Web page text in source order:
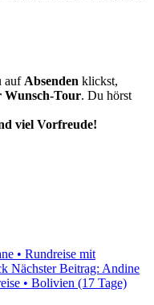
auf Absenden klickst,
Wunsch-Tour. Du hörst
viel Vorfreude!
• Rundreise mit
Nächster Beitrag: Andine
• Bolivien (17 Tage)